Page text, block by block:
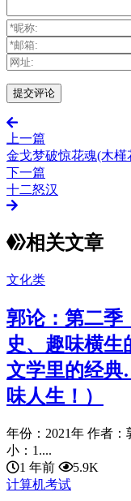
上一篇
金戈梦破惊花魂(木槿
下一篇
十二怒汉
相关文章
文化类
郭论：第二季
史、趣味横生
文学里的经
味人生！）
年份：2021年 作者：
小：1....
1 年前
5.9K
计算机考试